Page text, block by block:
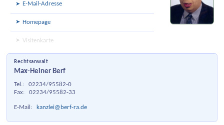
E-Mail-Adresse
Homepage
Visitenkarte
Rechtsanwalt
Max-Heiner Berf
Tel.:
02234/95582-0
Fax:
02234/95582-33
E-Mail: kanzlei@berf-ra.de